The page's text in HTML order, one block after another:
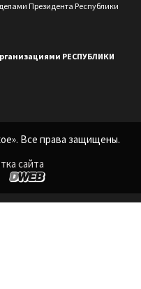
Президента Республики
РЕСПУБЛИКИ
Все права защищены.
сайта